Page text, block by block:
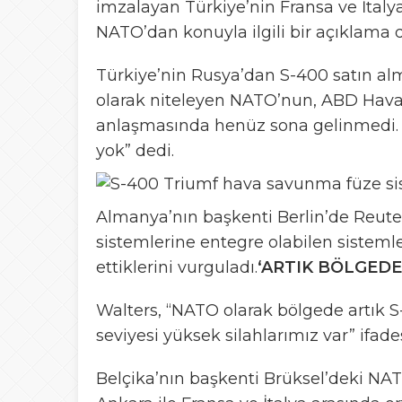
imzalayan Türkiye’nin Fransa ve
NATO’dan konuyla ilgili bir açıklama
Türkiye’nin Rusya’dan S-400 satın
olarak niteleyen NATO’nun, ABD
anlaşmasında henüz sona
yok” dedi.
Almanya’nın başkenti Berlin’de
sistemlerine entegre olabilen
ettiklerini vurguladı.‘ARTIK
Walters, “NATO olarak bölgede artık
seviyesi yüksek silahlarımız var”
Belçika’nın başkenti Brüksel’deki